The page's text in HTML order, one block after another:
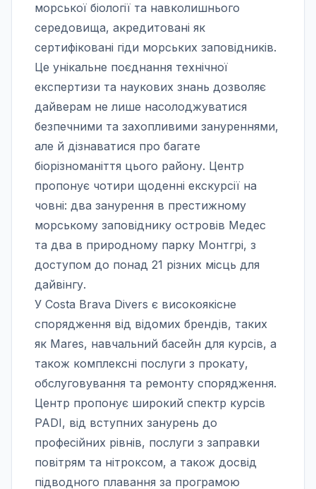
морської біології та навколишнього
середовища, акредитовані як
сертифіковані гіди морських заповідників.
Це унікальне поєднання технічної
експертизи та наукових знань дозволяє
дайверам не лише насолоджуватися
безпечними та захопливими зануреннями,
але й дізнаватися про багате
біорізноманіття цього району. Центр
пропонує чотири щоденні екскурсії на
човні: два занурення в престижному
морському заповіднику островів Медес
та два в природному парку Монтгрі, з
доступом до понад 21 різних місць для
дайвінгу.
У Costa Brava Divers є високоякісне
спорядження від відомих брендів, таких
як Mares, навчальний басейн для курсів, а
також комплексні послуги з прокату,
обслуговування та ремонту спорядження.
Центр пропонує широкий спектр курсів
PADI, від вступних занурень до
професійних рівнів, послуги з заправки
повітрям та нітроксом, а також досвід
підводного плавання за програмою